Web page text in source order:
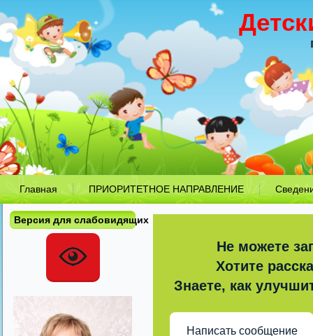
Главная ПРИОРИТЕТНОЕ НАПРАВЛЕНИЕ
Версия для слабовидящих
Не можете
Хотите
Знаете, как
Написать сообщение